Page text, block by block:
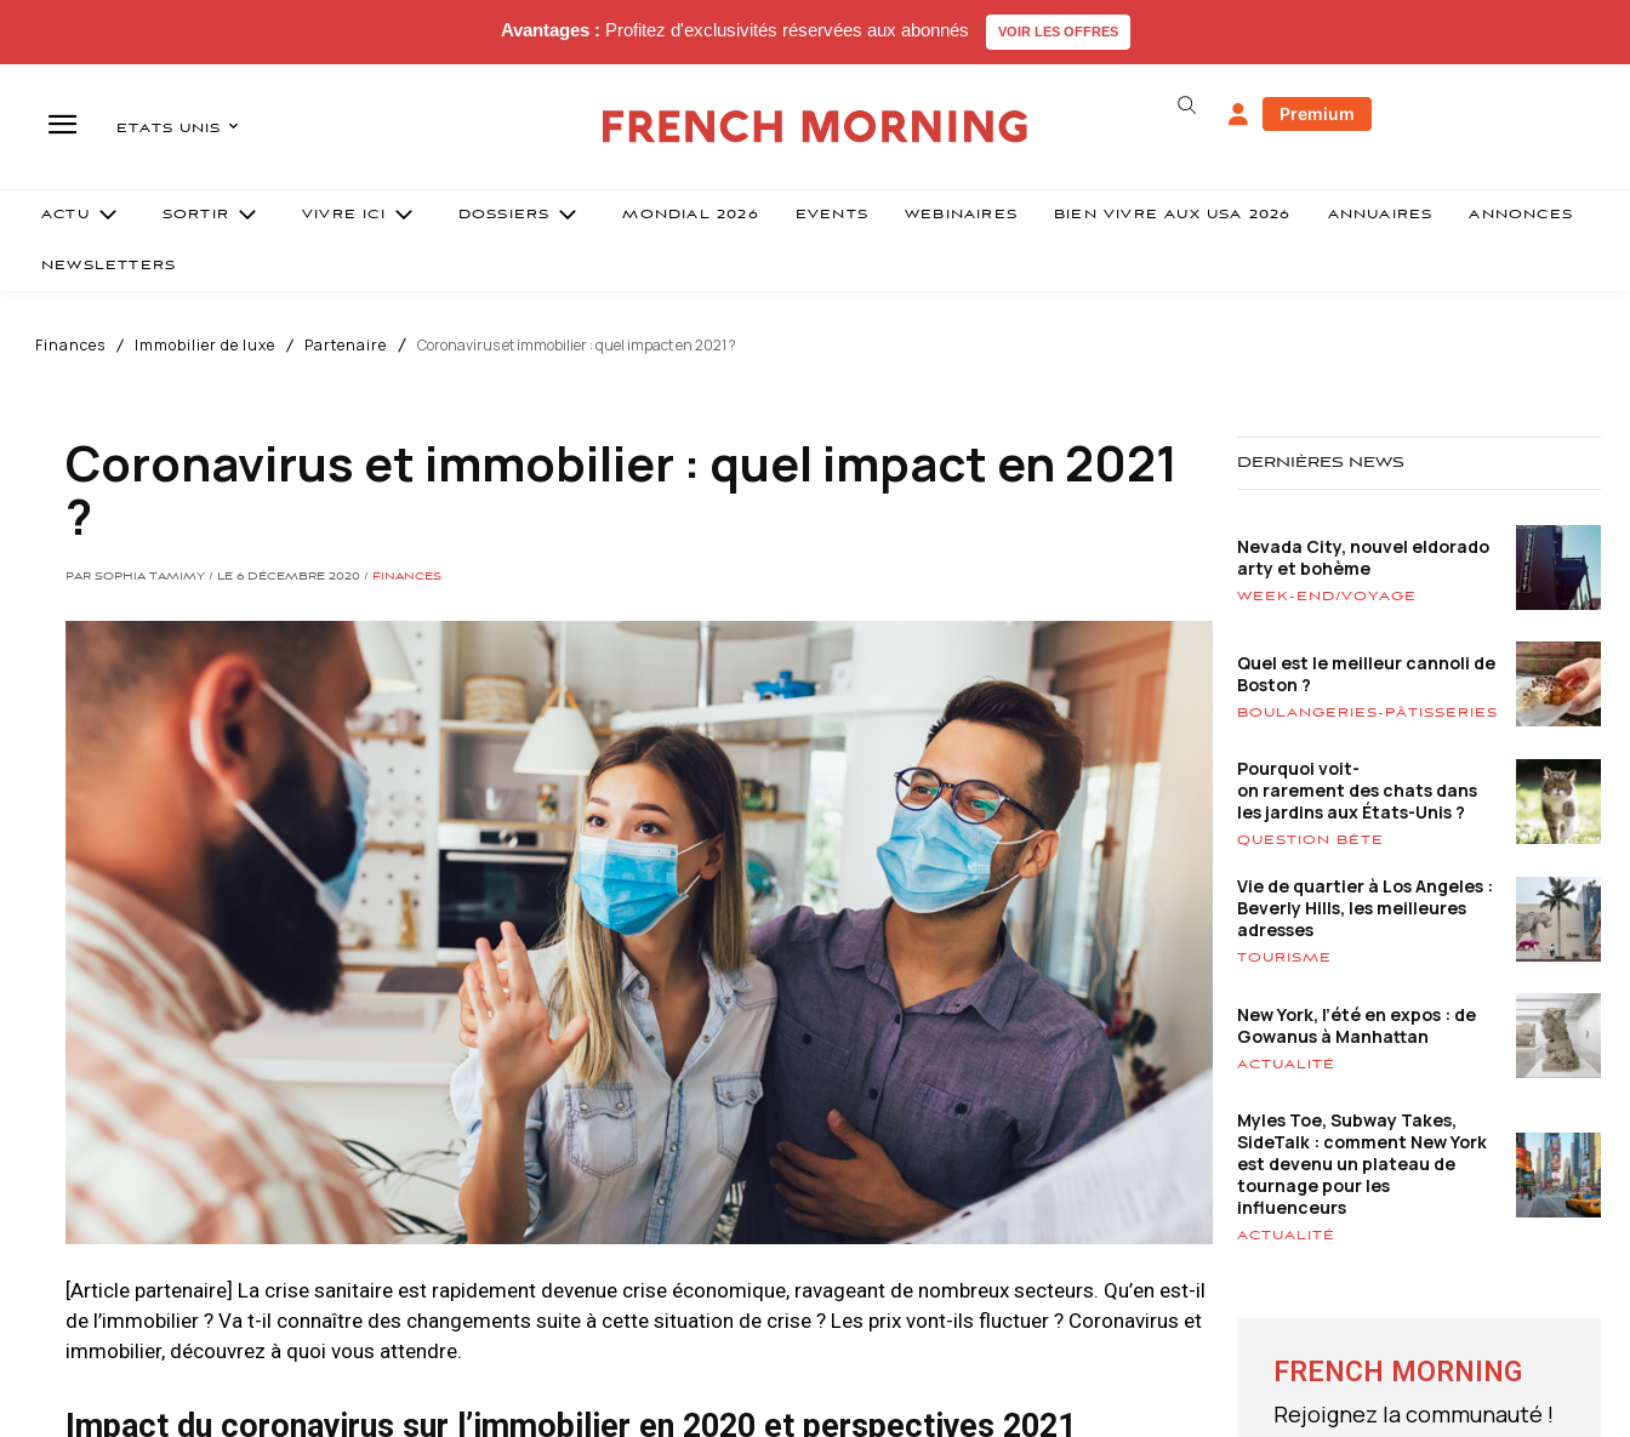
Avantages : Profitez d'exclusivités réservées aux abonnés VOIR LES OFFRES
ETATS UNIS
Premium
ACTU SORTIR VIVRE ICI DOSSIERS MONDIAL 2026 EVENTS WEBINAIRES BIEN VIVRE AUX USA 2026 ANNUAIRES ANNONCES
NEWSLETTERS
Finances Immobilier de luxe Partenaire Coronavirus et immobilier : quel impact en 2021 ?
Coronavirus et immobilier : quel impact en 2021
?
PAR SOPHIA TAMIMY / LE 6 DÉCEMBRE 2020 / FINANCES
[Article partenaire] La crise sanitaire est rapidement devenue crise économique, ravageant de nombreux secteurs. Qu’en est-il
de l’immobilier ? Va t-il connaître des changements suite à cette situation de crise ? Les prix vont-ils fluctuer ? Coronavirus et
immobilier, découvrez à quoi vous attendre.
Impact du coronavirus sur l’immobilier en 2020 et perspectives 2021
DERNIÈRES NEWS
Nevada City, nouvel eldorado
arty et bohème
WEEK-END/VOYAGE
Quel est le meilleur cannoli de
Boston ?
BOULANGERIES-PÂTISSERIES
Pourquoi voit-
on rarement des chats dans
les jardins aux États-Unis ?
QUESTION BÊTE
Vie de quartier à Los Angeles :
Beverly Hills, les meilleures
adresses
TOURISME
New York, l’été en expos : de
Gowanus à Manhattan
ACTUALITÉ
Myles Toe, Subway Takes,
SideTalk : comment New York
est devenu un plateau de
tournage pour les
influenceurs
ACTUALITÉ
FRENCH MORNING
Rejoignez la communauté !